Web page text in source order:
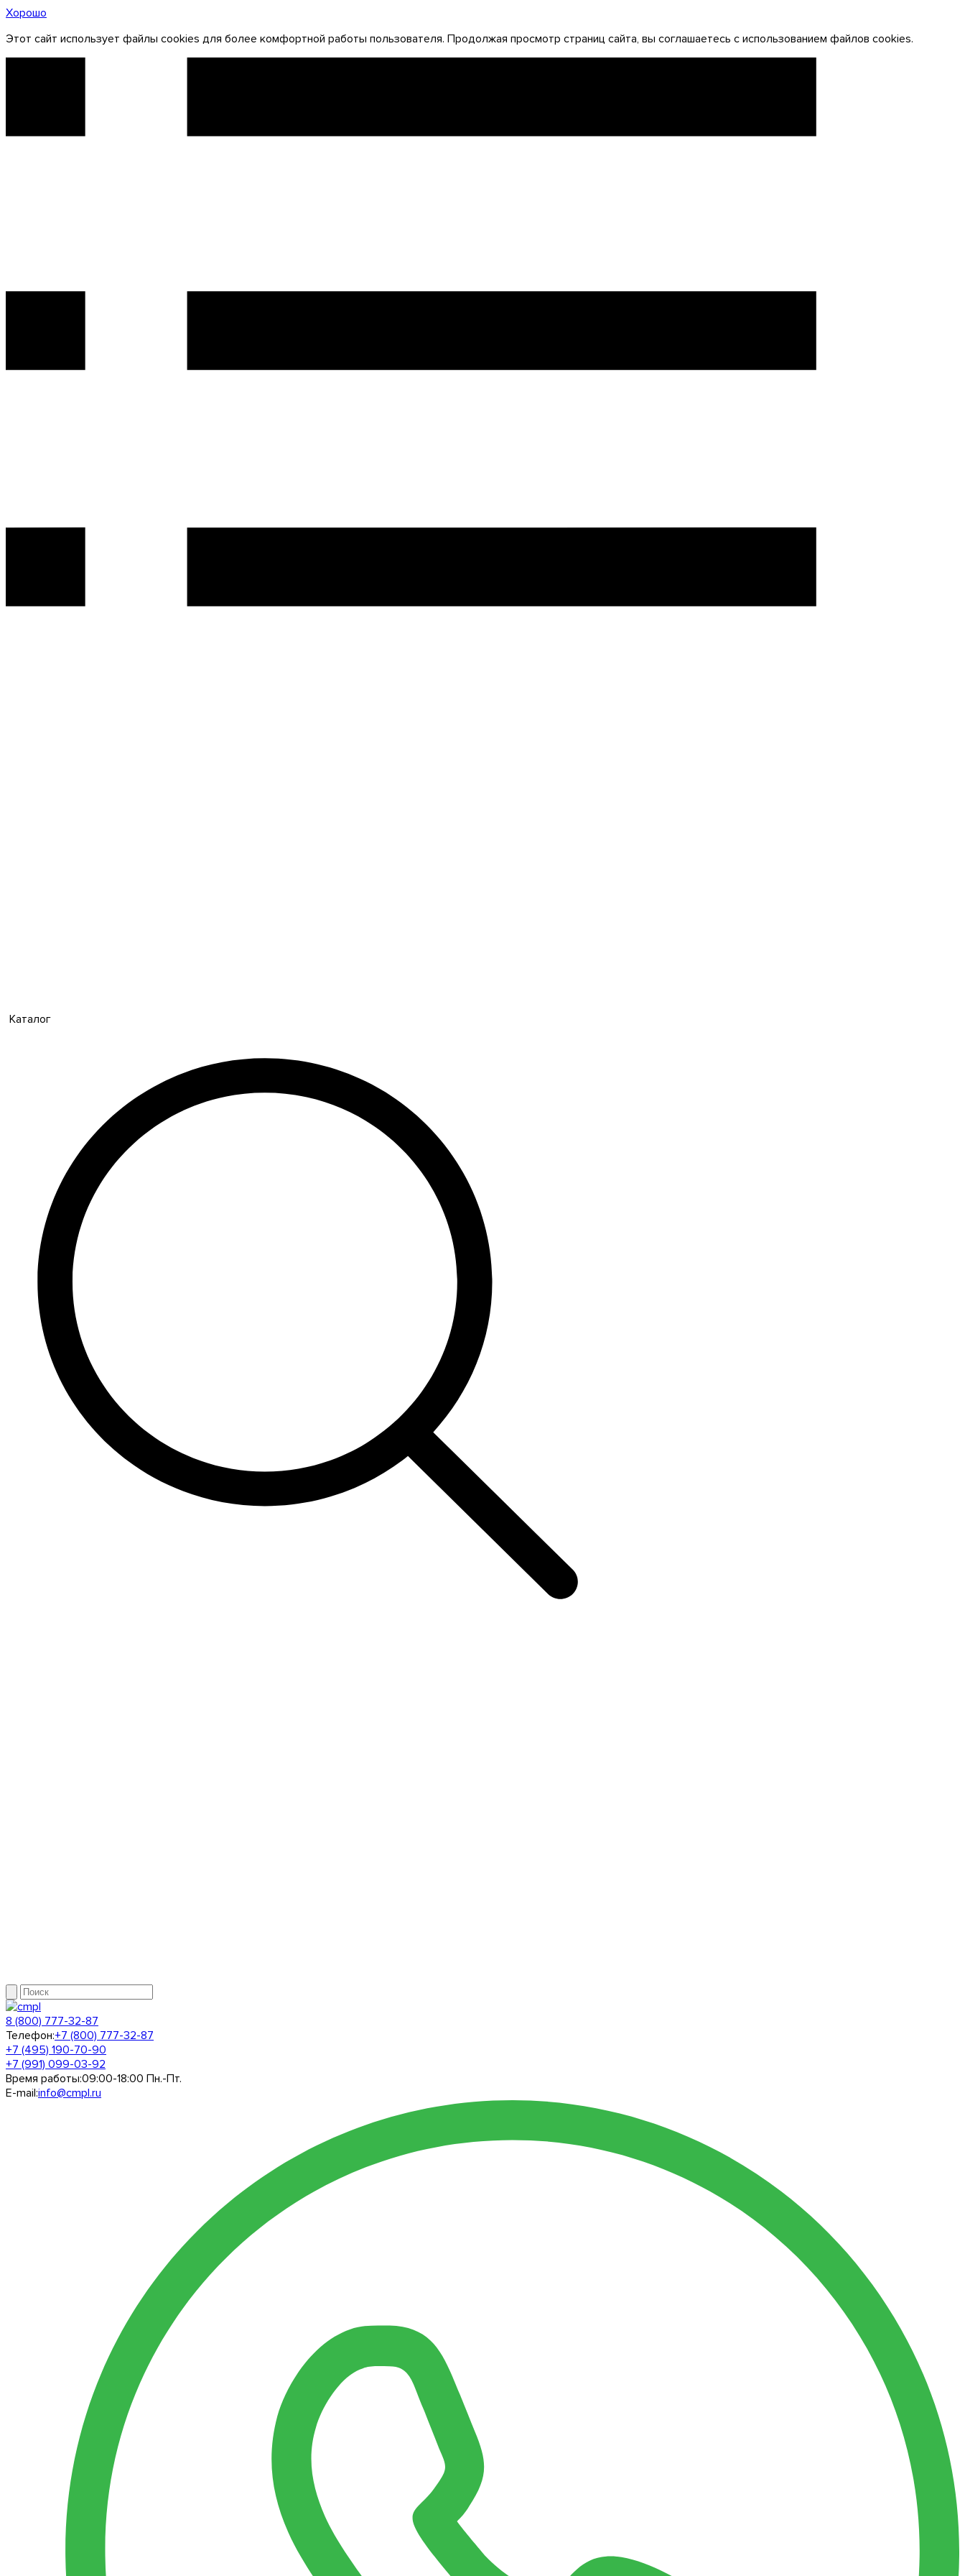
Хорошо
Этот сайт использует файлы cookies для более комфортной работы пользователя. Продолжая просмотр страниц сайта, вы соглашаетесь с использованием файлов cookies.
Каталог
8 (800) 777-32-87
Телефон:+7 (800) 777-32-87
+7 (495) 190-70-90
+7 (991) 099-03-92
Время работы:09:00-18:00 Пн.-Пт.
E-mail:info@cmpl.ru